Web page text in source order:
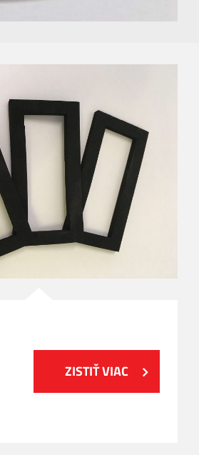
ZISTIŤ VIAC